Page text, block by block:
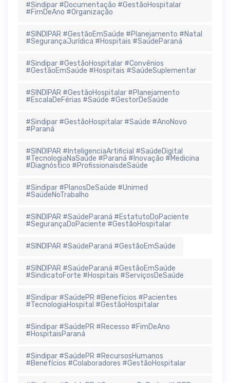
#Sindipar #Documentação #GestãoHospitalar
#FimDeAno #Organização
#SINDIPAR #GestãoEmSaúde #Planejamento #Natal
#SegurançaJurídica #Hospitais #SaúdeParaná
#Sindipar #GestãoHospitalar #Convênios
#GestãoEmSaúde #Hospitais #SaúdeSuplementar
#SINDIPAR #GestãoHospitalar #Planejamento
#EscalaDeFérias #Saúde #GestorDeSaúde
#Sindipar #GestãoHospitalar #Saúde #AnoNovo
#Paraná
#SINDIPAR #InteligenciaArtificial #SaúdeDigital
#TecnologiaNaSaúde #Paraná #Inovação #Medicina
#Diagnóstico #ProfissionaisdeSaúde
#Sindipar #PlanosDeSaúde #Unimed
#SaúdeNoTrabalho
#SINDIPAR #SaúdeParaná #EstatutoDoPaciente
#SegurançaDoPaciente #GestãoHospitalar
#SINDIPAR #SaúdeParaná #GestãoEmSaúde
#SINDIPAR #SaúdeParaná #GestãoEmSaúde
#SindicatoForte #Hospitais #ServiçosDeSaúde
#Sindipar #SaúdePR #Benefícios #Pacientes
#TecnologiaHospital #GestãoHospitalar
#Sindipar #SaúdePR #Recesso #FimDeAno
#HospitaisParaná
#Sindipar #SaúdePR #RecursosHumanos
#Benefícios #Colaboradores #GestãoHospitalar